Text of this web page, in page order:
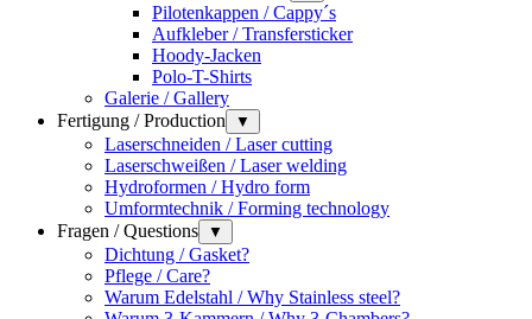
Pilotenkappen / Cappy´s
Aufkleber / Transfersticker
Hoody-Jacken
Polo-T-Shirts
Galerie / Gallery
Fertigung / Production
▼
Laserschneiden / Laser cutting
Laserschweißen / Laser welding
Hydroformen / Hydro form
Umformtechnik / Forming technology
Fragen / Questions
▼
Dichtung / Gasket?
Pflege / Care?
Warum Edelstahl / Why Stainless steel?